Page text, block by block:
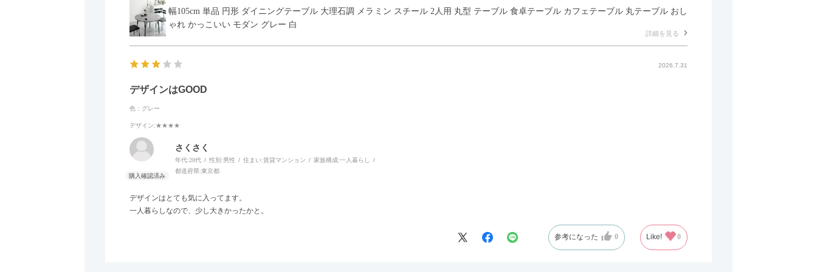
幅105cm 単品 円形 ダイニングテーブル 大理石調 メラミン スチール 2人用 丸型 テーブル 食卓テーブル カフェテーブル 丸テーブル おし
ゃれ かっこいい モダン グレー 白
詳細を見る
2026.7.31
デザインはGOOD
色：グレー
デザイン:★★★★
さくさく
年代:20代 性別:男性 住まい:賃貸マンション 家族構成:一人暮らし
都道府県:東京都
デザインはとても気に入ってます。
一人暮らしなので、少し大きかったかと。
参考になった 0 Like! 0